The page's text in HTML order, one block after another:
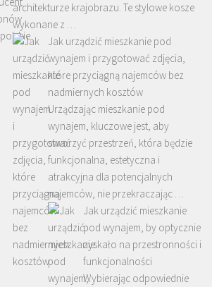
architekturze krajobrazu. Te stylowe kosze
wykonane z …
Jak urządzić mieszkanie pod
wynajem i przygotować zdjęcia,
które przyciągną najemców bez
nadmiernych kosztów
Urządzając mieszkanie pod
wynajem, kluczowe jest, aby
stworzyć przestrzeń, która będzie
funkcjonalna, estetyczna i
atrakcyjna dla potencjalnych
najemców, nie przekraczając …
Jak urządzić mieszkanie
pod wynajem, by optycznie
zyskało na przestronności i
funkcjonalności
Wybierając odpowiednie